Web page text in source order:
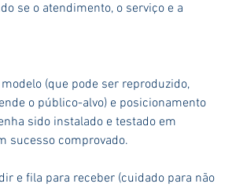
se o atendimento, o serviço e a
(que pode ser reproduzido,
o público-alvo) e posicionamento
sido instalado e testado em
sucesso comprovado.
e fila para receber (cuidado para não